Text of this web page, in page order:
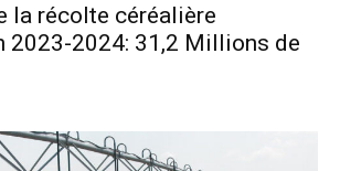
la récolte céréalière
2023-2024: 31,2 Millions de